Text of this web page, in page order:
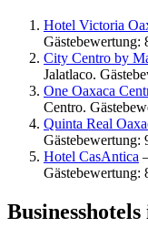
Hotel Victoria
City Centro by
Jalatlaco.
One Oaxaca
Centro.
Quinta Real
Hotel CasAntica